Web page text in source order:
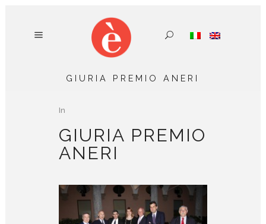
GIURIA PREMIO ANERI
In
GIURIA PREMIO
ANERI